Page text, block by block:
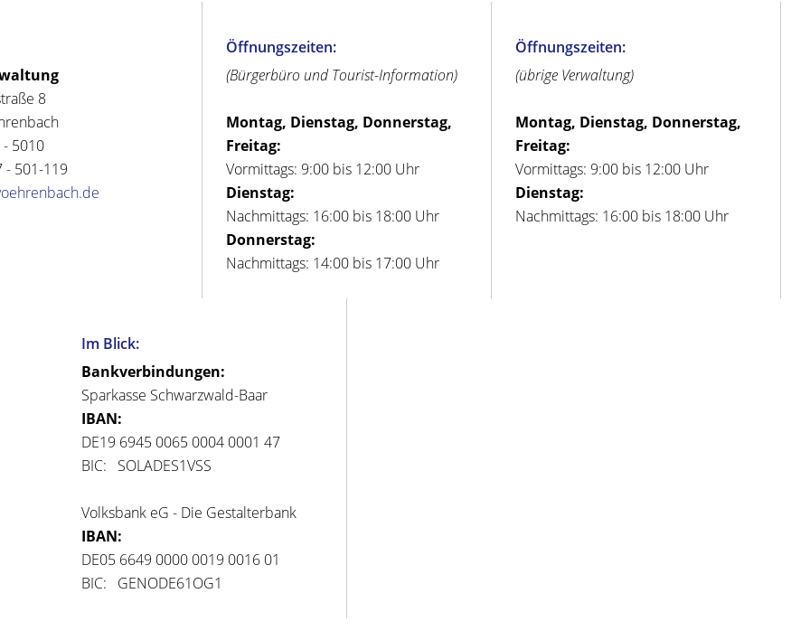
8
5010
- 501-119
Öffnungszeiten:
(Bürgerbüro und Tourist-Information)
Montag, Dienstag, Donnerstag,
Freitag:
Vormittags: 9:00 bis 12:00 Uhr
Dienstag:
Nachmittags: 16:00 bis 18:00 Uhr
Donnerstag:
Nachmittags: 14:00 bis 17:00 Uhr
Öffnungszeiten:
(übrige Verwaltung)
Montag, Dienstag, Donnerstag,
Freitag:
Vormittags: 9:00 bis 12:00 Uhr
Dienstag:
Nachmittags: 16:00 bis 18:00 Uhr
Im Blick:
Bankverbindungen:
Sparkasse Schwarzwald-Baar
IBAN:
DE19 6945 0065 0004 0001 47
BIC: SOLADES1VSS
Volksbank eG - Die Gestalterbank
IBAN:
DE05 6649 0000 0019 0016 01
BIC: GENODE61OG1